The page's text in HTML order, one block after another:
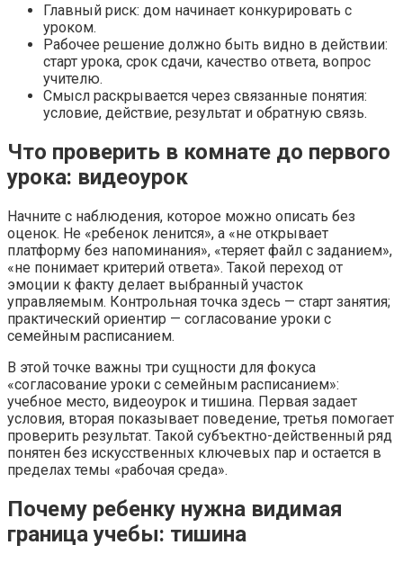
Главный риск: дом начинает конкурировать с
уроком.
Рабочее решение должно быть видно в действии:
старт урока, срок сдачи, качество ответа, вопрос
учителю.
Смысл раскрывается через связанные понятия:
условие, действие, результат и обратную связь.
Что проверить в комнате до первого
урока: видеоурок
Начните с наблюдения, которое можно описать без
оценок. Не «ребенок ленится», а «не открывает
платформу без напоминания», «теряет файл с заданием»,
«не понимает критерий ответа». Такой переход от
эмоции к факту делает выбранный участок
управляемым. Контрольная точка здесь — старт занятия;
практический ориентир — согласование уроки с
семейным расписанием.
В этой точке важны три сущности для фокуса
«согласование уроки с семейным расписанием»:
учебное место, видеоурок и тишина. Первая задает
условия, вторая показывает поведение, третья помогает
проверить результат. Такой субъектно-действенный ряд
понятен без искусственных ключевых пар и остается в
пределах темы «рабочая среда».
Почему ребенку нужна видимая
граница учебы: тишина